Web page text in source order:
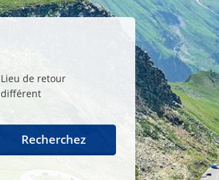
Lieu de retour
différent
Recherchez